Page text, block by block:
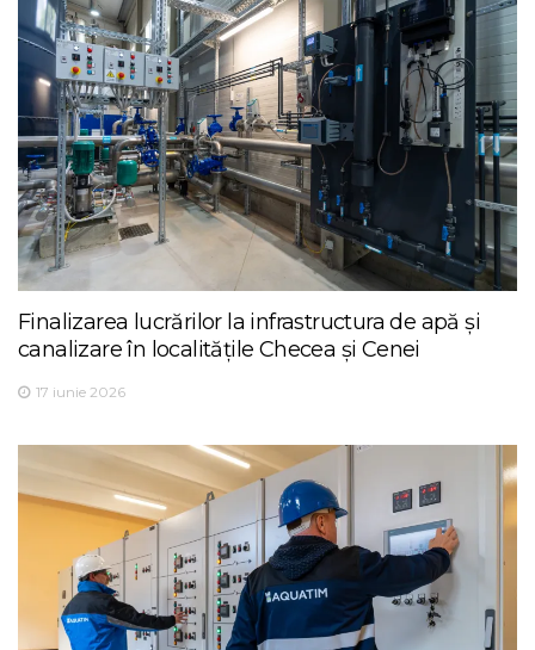
Finalizarea lucrărilor la infrastructura de apă și
canalizare în localitățile Checea și Cenei
17 iunie 2026